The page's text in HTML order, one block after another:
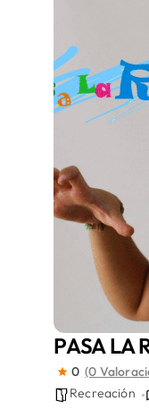
Áreas
Sede Electrónica
Contacto
Buscar:
PASA LA
0 (0
Recreación